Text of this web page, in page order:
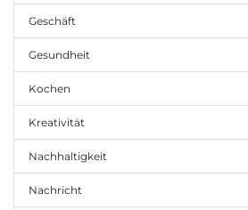
Geschäft
Gesundheit
Kochen
Kreativität
Nachhaltigkeit
Nachricht